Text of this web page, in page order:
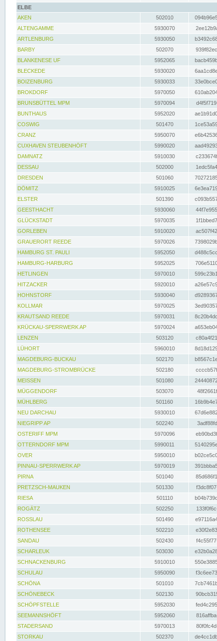
ELBE
AKEN
502010
ALTENGAMME
5930070
ARTLENBURG
5930050
BARBY
502070
BLANKENESE UF
5952065
BLECKEDE
5930020
BOIZENBURG
5930033
BROKDORF
5970050
BRUNSBÜTTEL MPM
5970094
BUNTHAUS
5952020
COSWIG
501470
CRANZ
5950070
CUXHAVEN STEUBENHÖFT
5990020
DAMNATZ
5910030
DESSAU
502000
DRESDEN
501060
DÖMITZ
5910025
ELSTER
501390
GEESTHACHT
5930060
GLÜCKSTADT
5970035
GORLEBEN
5910020
GRAUERORT REEDE
5970026
HAMBURG ST. PAULI
5952050
HAMBURG-HARBURG
5952025
HETLINGEN
5970010
HITZACKER
5920010
HOHNSTORF
5930040
KOLLMAR
5970025
KRAUTSAND REEDE
5970031
KRÜCKAU-SPERRWERK AP
5970024
LENZEN
503120
LÜHORT
5960010
MAGDEBURG-BUCKAU
502170
MAGDEBURG-STROMBRÜCKE
502180
MEISSEN
501080
MÜGGENDORF
503070
MÜHLBERG
501160
NEU DARCHAU
5930010
NIEGRIPP AP
502240
OSTERIFF MPM
5970096
OTTERNDORF MPM
5990011
OVER
5950010
PINNAU-SPERRWERK AP
5970019
PIRNA
501040
PRETZSCH-MAUKEN
501330
RIESA
501110
ROGÄTZ
502250
ROSSLAU
501490
ROTHENSEE
502210
SANDAU
502430
SCHARLEUK
503030
SCHNACKENBURG
5910010
SCHULAU
5950090
SCHÖNA
501010
SCHÖNEBECK
502130
SCHÖPFSTELLE
5952030
SEEMANNSHÖFT
5952060
STADERSAND
5970013
STORKAU
502370